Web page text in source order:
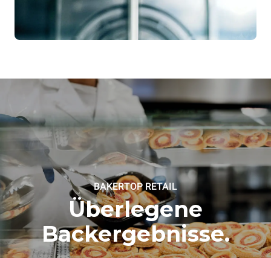
BAKERTOP RETAIL
Überlegene
Backergebnisse.